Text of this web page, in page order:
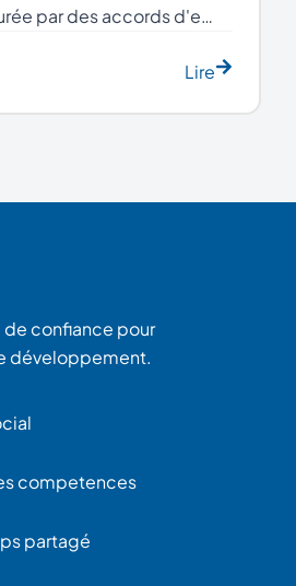
par des accords d'e…
Lire
de confiance pour
développement.
competences
partagé